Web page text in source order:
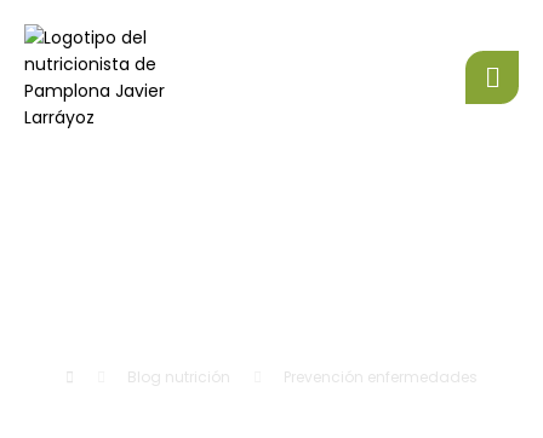
Blog nutrición Prevención enfermedades